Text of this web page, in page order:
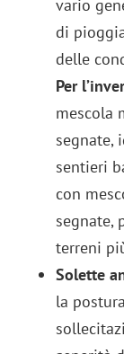
vario
di
delle
Per
mescola
segnate,
sentieri
con
segnate,
terreni
Solette
la